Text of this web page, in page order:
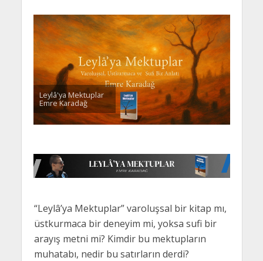
Leylâ'ya Mektuplar
Emre Karadağ
“Leylâ’ya Mektuplar” varoluşsal bir kitap mı,
üstkurmaca bir deneyim mi, yoksa sufi bir
arayış metni mi? Kimdir bu mektupların
muhatabı, nedir bu satırların derdi?